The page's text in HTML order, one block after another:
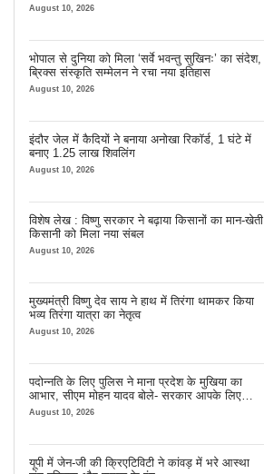
August 10, 2026
भोपाल से दुनिया को मिला ‘सर्वे भवन्तु सुखिनः’ का संदेश,
ब्रिक्स संस्कृति सम्मेलन ने रचा नया इतिहास
August 10, 2026
इंदौर जेल में कैदियों ने बनाया अनोखा रिकॉर्ड, 1 घंटे में
बनाए 1.25 लाख शिवलिंग
August 10, 2026
विशेष लेख : विष्णु सरकार ने बढ़ाया किसानों का मान-खेती
किसानी को मिला नया संबल
August 10, 2026
मुख्यमंत्री विष्णु देव साय ने हाथ में तिरंगा थामकर किया
भव्य तिरंगा यात्रा का नेतृत्व
August 10, 2026
पदोन्नति के लिए पुलिस ने माना प्रदेश के मुखिया का
आभार, सीएम मोहन यादव बोले- सरकार आपके लिए
सबकुछ करेगी
August 10, 2026
यूपी में जेन-जी की क्रिएटिविटी ने कांवड़ में भरे आस्था